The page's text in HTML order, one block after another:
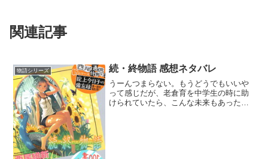
関連記事
物語シリーズ 続・終物語 感想ネタバレ
うーんつまらない。もうどうでもいいや
って感じだが、老倉育を中学生の時に助
けられていたら、こんな未来もあったの